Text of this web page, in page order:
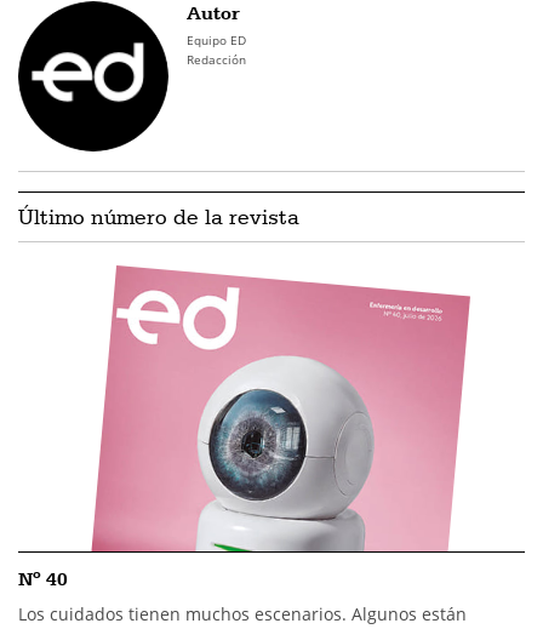
Autor
Equipo ED
Redacción
Último número de la revista
Nº 40
Los cuidados tienen muchos escenarios. Algunos están